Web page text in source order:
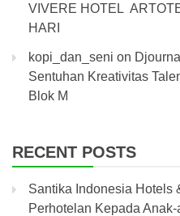
VIVERE HOTEL
HARI
kopi_dan_seni on
Sentuhan Kreativitas
Blok M
RECENT POSTS
Santika Indonesia Hotels
Perhotelan Kepada Anak-